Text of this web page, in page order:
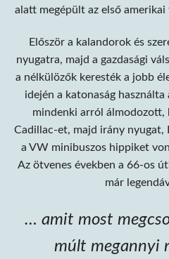
alatt megépült az első
Először a kalandorok és
nyugatra, majd a gazdasági
a nélkülözők keresték a jobb
idején a katonaság
mindenki arról álmodozott,
Cadillac-et, majd irány nyugat,
a VW minibuszos hippiket
Az ötvenes években a 66-os
már
… amit most
múlt megannyi